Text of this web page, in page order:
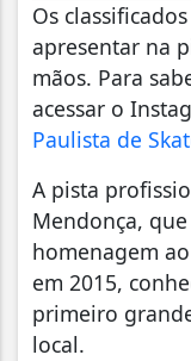
Os
apresentar na
mãos. Para
acessar o
Paulista de
A pista
Mendonça,
homenagem
em 2015,
primeiro
local.